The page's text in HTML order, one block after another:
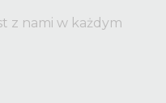
z nami w każdym